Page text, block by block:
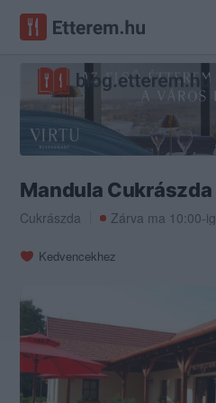
Mandula Cukrászda
Cukrászda
Zárva ma 10:00-ig
Kedvencekhez